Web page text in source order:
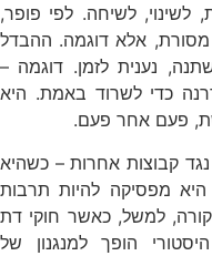
לשיחה. לפי פופר,
אלא דוגמה. ההבדל
לזמן. דוגמה –
לשרוד באמת. היא
אחר פעם.
אחרות – כשהיא
להיות תרבות
למשל, כאשר חוקי דת
הופך למנגנון של